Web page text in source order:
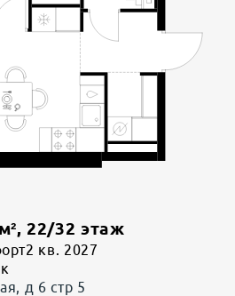
м²,22/32 этаж
2 кв. 2027
д 6 стр 5